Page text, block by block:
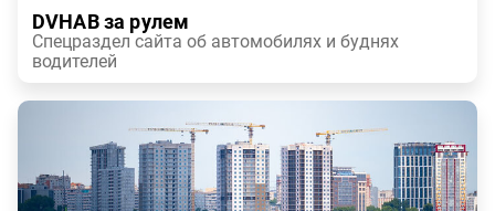
DVHAB за рулем
Спецраздел сайта об автомобилях и буднях
водителей